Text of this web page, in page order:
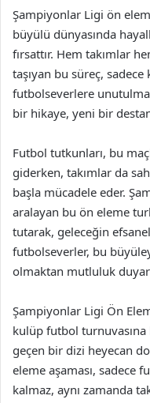
Şampiyonlar Ligi ön
büyülü dünyasında
fırsattır. Hem takımlar
taşıyan bu süreç,
futbolseverlere
bir hikaye, yeni bir
Futbol tutkunları, bu
giderken, takımlar da
başla mücadele eder.
aralayan bu ön eleme
tutarak, geleceğin
futbolseverler, bu
olmaktan mutluluk
Şampiyonlar Ligi Ön
kulüp futbol turnuvasına
geçen bir dizi heyecan
eleme aşaması, sadece
kalmaz, aynı zamanda